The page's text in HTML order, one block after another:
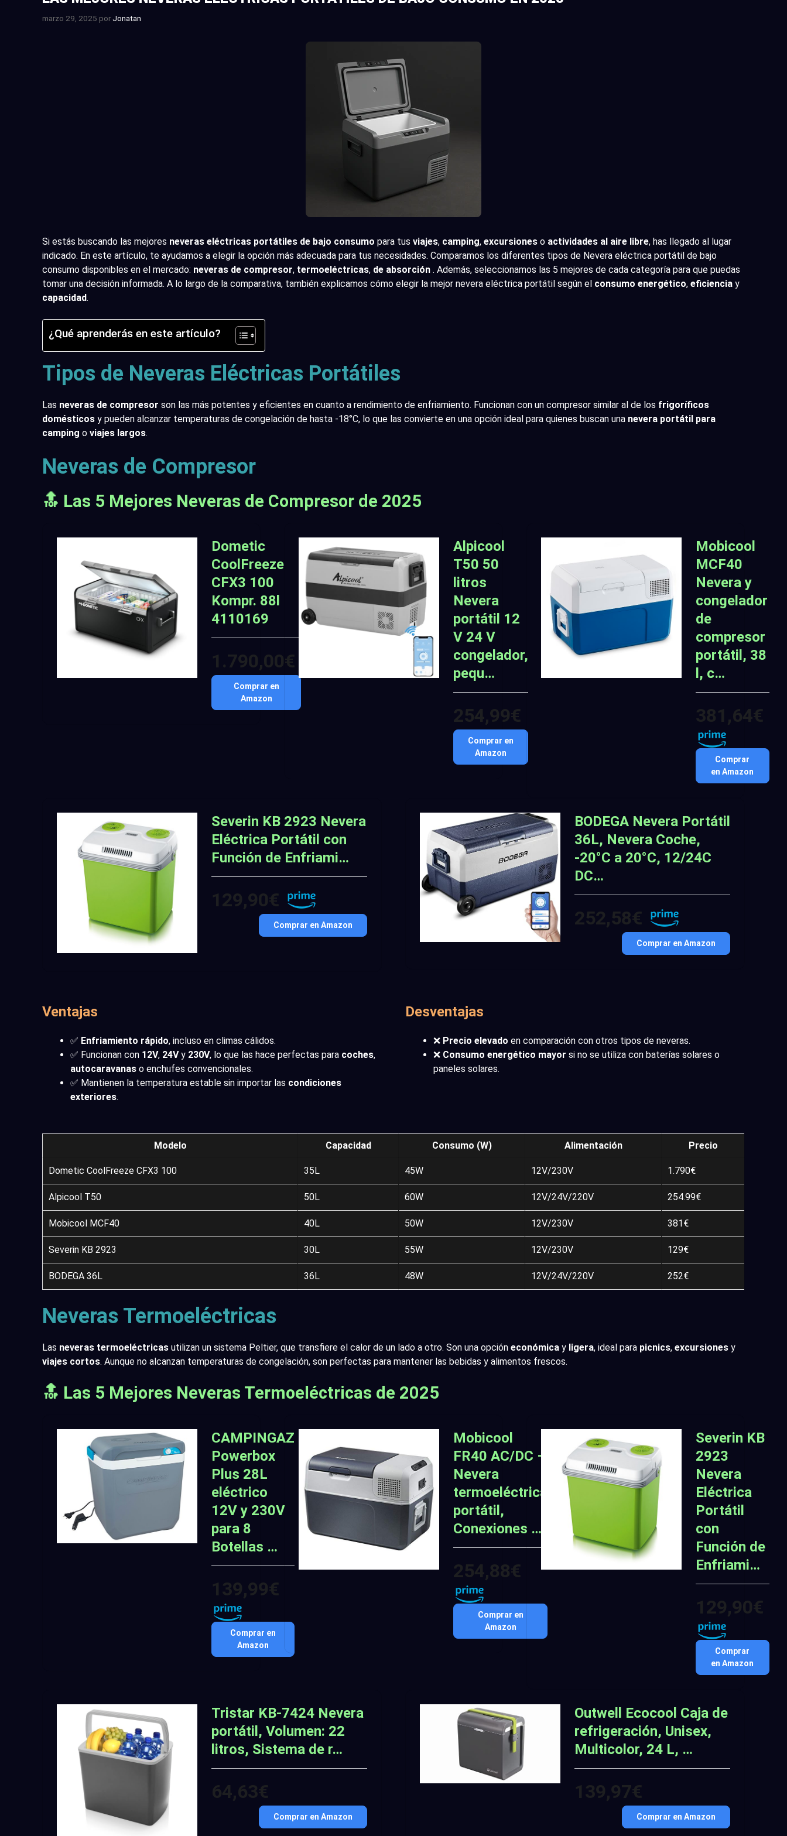
marzo 29, 2025 porJonatan
Si estás buscando las mejores neveras eléctricas portátiles de bajo consumo para tus viajes, camping, excursiones o actividades al aire libre, has llegado al lugar
indicado. En este artículo, te ayudamos a elegir la opción más adecuada para tus necesidades. Comparamos los diferentes tipos de Nevera eléctrica portátil de bajo
consumo disponibles en el mercado: neveras de compresor, termoeléctricas, de absorción . Además, seleccionamos las 5 mejores de cada categoría para que puedas
tomar una decisión informada. A lo largo de la comparativa, también explicamos cómo elegir la mejor nevera eléctrica portátil según el consumo energético, eficiencia y
capacidad.
¿Qué aprenderás en este artículo?
Tipos de Neveras Eléctricas Portátiles
Las neveras de compresor son las más potentes y eficientes en cuanto a rendimiento de enfriamiento. Funcionan con un compresor similar al de los frigoríficos
domésticos y pueden alcanzar temperaturas de congelación de hasta -18°C, lo que las convierte en una opción ideal para quienes buscan una nevera portátil para
camping o viajes largos.
Neveras de Compresor
🔝 Las 5 Mejores Neveras de Compresor de 2025
Dometic
CoolFreeze
CFX3 100
Kompr. 88l
4110169
1.790,00€
Comprar en
Amazon
Alpicool
T50 50
litros
Nevera
portátil 12
V 24 V
congelador,
pequ…
254,99€
Comprar en
Amazon
Mobicool
MCF40
Nevera y
congelador
de
compresor
portátil, 38
l, c…
381,64€
Comprar
en Amazon
Severin KB 2923 Nevera
Eléctrica Portátil con
Función de Enfriami…
129,90€
Comprar en Amazon
BODEGA Nevera Portátil
36L, Nevera Coche,
-20°C a 20°C, 12/24C
DC…
252,58€
Comprar en Amazon
Ventajas
✅ Enfriamiento rápido, incluso en climas cálidos.
✅ Funcionan con 12V, 24Vy 230V, lo que las hace perfectas para coches,
autocaravanas o enchufes convencionales.
✅ Mantienen la temperatura estable sin importar las condiciones
exteriores.
Desventajas
❌ Precio elevado en comparación con otros tipos de neveras.
❌ Consumo energético mayor si no se utiliza con baterías solares o
paneles solares.
Modelo Capacidad Consumo (W) Alimentación Precio
Dometic CoolFreeze CFX3 100 35L 45W 12V/230V 1.790€
Alpicool T50 50L 60W 12V/24V/220V 254.99€
Mobicool MCF40 40L 50W 12V/230V 381€
Severin KB 2923 30L 55W 12V/230V 129€
BODEGA 36L 36L 48W 12V/24V/220V 252€
Neveras Termoeléctricas
Las neveras termoeléctricas utilizan un sistema Peltier, que transfiere el calor de un lado a otro. Son una opción económica y ligera, ideal para picnics, excursiones y
viajes cortos. Aunque no alcanzan temperaturas de congelación, son perfectas para mantener las bebidas y alimentos frescos.
🔝 Las 5 Mejores Neveras Termoeléctricas de 2025
CAMPINGAZ
Powerbox
Plus 28L
eléctrico
12V y 230V
para 8
Botellas …
139,99€
Comprar en
Amazon
Mobicool
FR40 AC/DC –
Nevera
termoeléctrica
portátil,
Conexiones …
254,88€
Comprar en
Amazon
Severin KB
2923
Nevera
Eléctrica
Portátil
con
Función de
Enfriami…
129,90€
Comprar
en Amazon
Tristar KB-7424 Nevera
portátil, Volumen: 22
litros, Sistema de r…
64,63€
Comprar en Amazon
Outwell Ecocool Caja de
refrigeración, Unisex,
Multicolor, 24 L, …
139,97€
Comprar en Amazon